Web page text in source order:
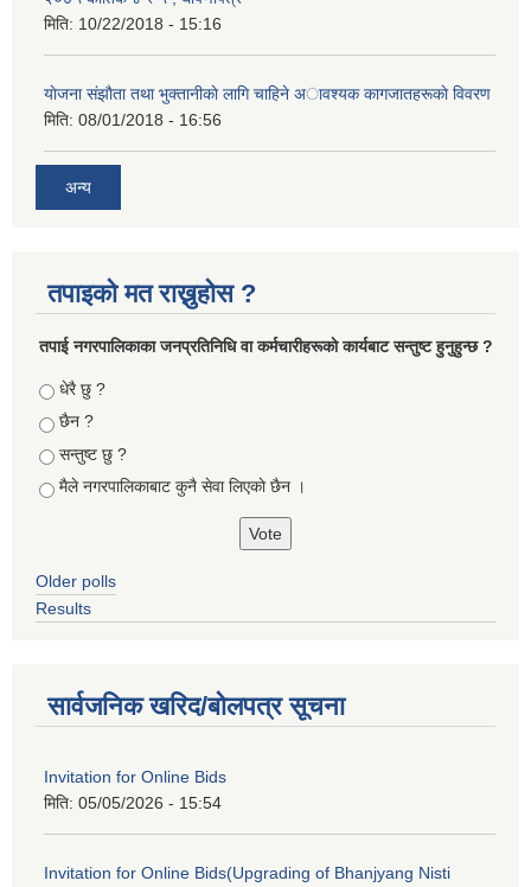
मिति: 10/22/2018 - 15:16
याेजना संझाैता तथा भुक्तानीकाे लागि चाहिने अावश्यक कागजातहरूकाे विवरण
मिति: 08/01/2018 - 16:56
अन्य
तपाइको मत राख्नुहोस ?
तपा‌ई नगरपालिकाका जनप्रतिनिधि वा कर्मचारीहरूकाे कार्यबाट सन्तुष्ट हुनुहुन्छ ?
Choices
धेरै छु ?
छैन ?
सन्तुष्ट छु ?
मैले नगरपालिकाबाट कुनै सेवा लिएकाे छैन ।
Older polls
Results
सार्वजनिक खरिद/बोलपत्र सूचना
Invitation for Online Bids
मिति: 05/05/2026 - 15:54
Invitation for Online Bids(Upgrading of Bhanjyang Nisti